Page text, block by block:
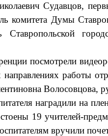
Судавцов,
комитета Думы
Ставропольской
посмотрели
работы
Волосовцова,
наградили на
19 учителей-
вручили